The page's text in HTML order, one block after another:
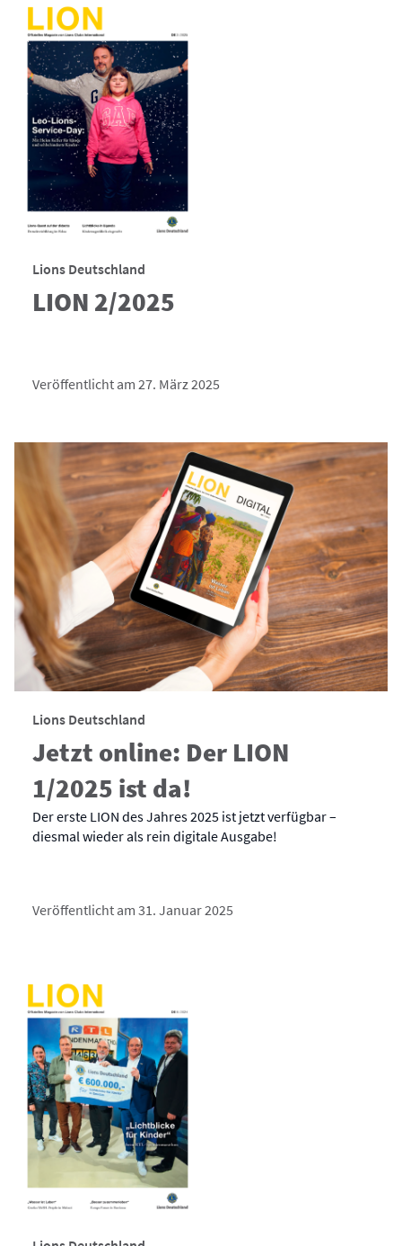
Lions Deutschland
LION 2/2025
Veröffentlicht am 27. März 2025
Lions Deutschland
Jetzt online: Der LION
1/2025 ist da!
Der erste LION des Jahres 2025 ist jetzt verfügbar –
diesmal wieder als rein digitale Ausgabe!
Veröffentlicht am 31. Januar 2025